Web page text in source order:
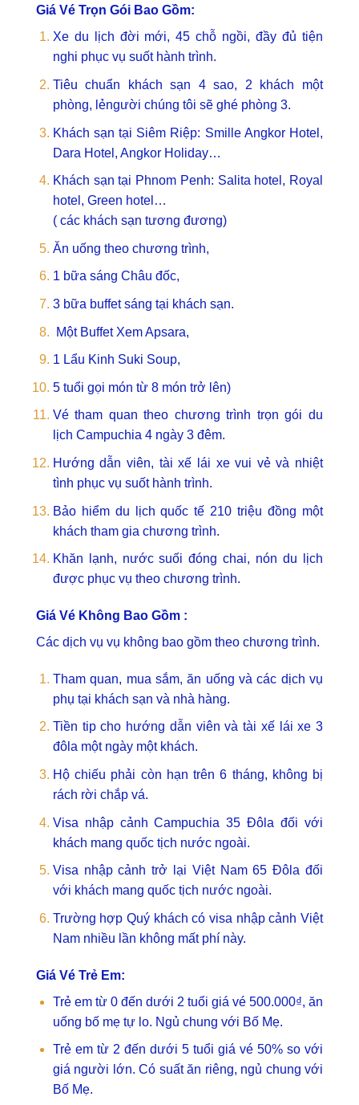
Giá Vé Trọn Gói Bao Gồm:
Xe du lịch đời mới, 45 chỗ ngồi, đầy đủ tiện
nghi phục vụ suốt hành trình.
Tiêu chuẩn khách sạn 4 sao, 2 khách một
phòng, lẻngười chúng tôi sẽ ghé phòng 3.
Khách sạn tại Siêm Riệp: Smille Angkor Hotel,
Dara Hotel, Angkor Holiday…
Khách sạn tại Phnom Penh: Salita hotel, Royal
hotel, Green hotel…
( các khách sạn tương đương)
Ăn uống theo chương trình,
1 bữa sáng Châu đốc,
3 bữa buffet sáng tại khách sạn.
Một Buffet Xem Apsara,
1 Lẩu Kinh Suki Soup,
5 tuổi gọi món từ 8 món trở lên)
Vé tham quan theo chương trình trọn gói du
lịch Campuchia 4 ngày 3 đêm.
Hướng dẫn viên, tài xế lái xe vui vẻ và nhiệt
tình phục vụ suốt hành trình.
Bảo hiểm du lịch quốc tế 210 triệu đồng một
khách tham gia chương trình.
Khăn lạnh, nước suối đóng chai, nón du lịch
được phục vụ theo chương trình.
Giá Vé Không Bao Gồm :
Các dịch vụ vụ không bao gồm theo chương trình.
Tham quan, mua sắm, ăn uống và các dịch vụ
phụ tại khách sạn và nhà hàng.
Tiền tip cho hướng dẫn viên và tài xế lái xe 3
đôla một ngày một khách.
Hộ chiếu phải còn hạn trên 6 tháng, không bị
rách rời chắp vá.
Visa nhập cảnh Campuchia 35 Đôla đối với
khách mang quốc tịch nước ngoài.
Visa nhập cảnh trở lại Việt Nam 65 Đôla đối
với khách mang quốc tịch nước ngoài.
Trường hợp Quý khách có visa nhập cảnh Việt
Nam nhiều lần không mất phí này.
Giá Vé Trẻ Em:
Trẻ em từ 0 đến dưới 2 tuổi giá vé 500.000₫, ăn
uống bố mẹ tự lo. Ngủ chung với Bố Mẹ.
Trẻ em từ 2 đến dưới 5 tuổi giá vé 50% so với
giá người lớn. Có suất ăn riêng, ngủ chung với
Bố Mẹ.